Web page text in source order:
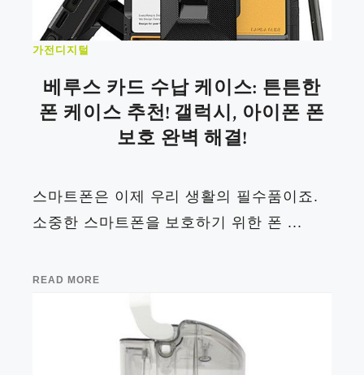
가전디지털
베루스 카드 수납 케이스: 튼튼한
폰 케이스 추천! 갤럭시, 아이폰 폰
보호 완벽 해결!
스마트폰은 이제 우리 생활의 필수품이죠.
소중한 스마트폰을 보호하기 위한 폰 ...
READ MORE